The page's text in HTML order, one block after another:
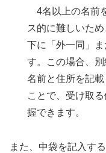
4名以上の名前
ス的に難しいた
下に「外一同」
す。この場合、
名前と住所を記
ことで、受け取
握できます。
また、中袋を記入する